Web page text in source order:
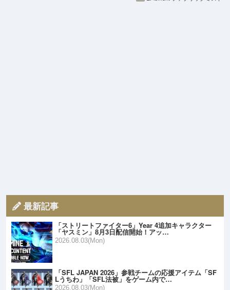
最新記事
「ストリートファイター6」Year 4追加キャラクター
「ヤスミン」8月3日配信開始！アッ…
2026.08.03(Mon)
「SFL JAPAN 2026」参戦チームの応援アイテム「SF
Lうちわ」「SFL法被」をゲーム内で…
2026.08.03(Mon)